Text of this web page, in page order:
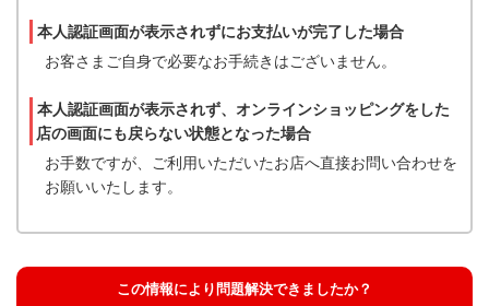
本人認証画面が表示されずにお支払いが完了した場合
お客さまご自身で必要なお手続きはございません。
本人認証画面が表示されず、オンラインショッピングをした
店の画面にも戻らない状態となった場合
お手数ですが、ご利用いただいたお店へ直接お問い合わせを
お願いいたします。
この情報により問題解決できましたか？